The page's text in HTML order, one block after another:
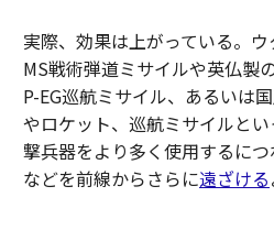
実際、効果は上がっている。
MS戦術弾道ミサイルや英仏製
P-EG巡航ミサイル、あるいは
やロケット、巡航ミサイルと
撃兵器をより多く使用するに
などを前線からさらに遠ざける